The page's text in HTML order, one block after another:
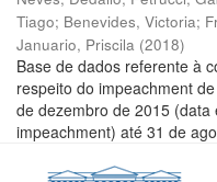
Tiago; Benevides, Victoria;
Januario, Priscila (2018)
Base de dados referente à
respeito do impeachment
de dezembro de 2015
impeachment) até 31 de